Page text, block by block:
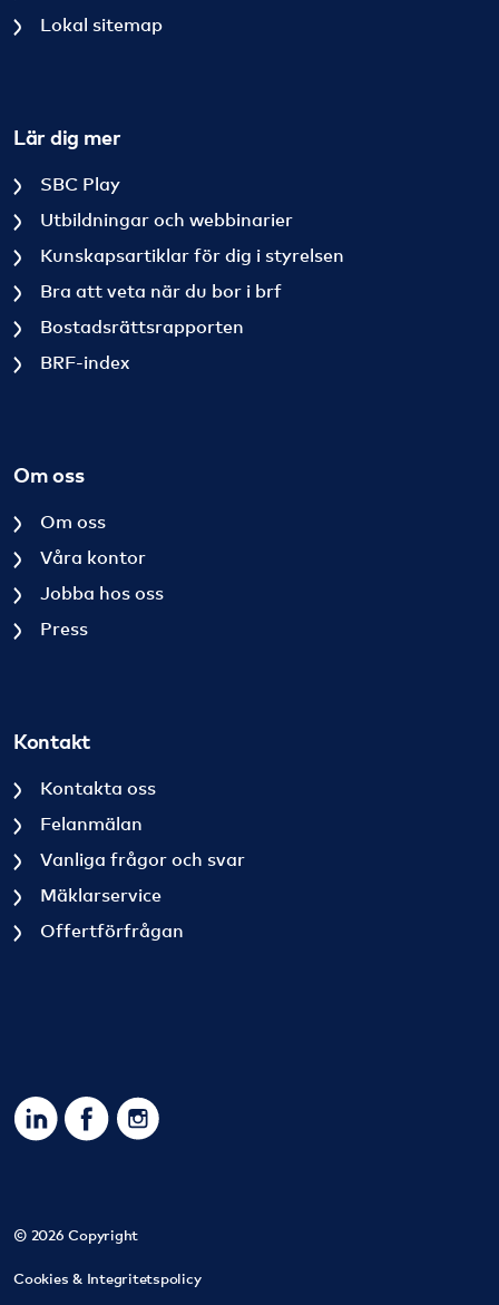
Lokal sitemap
Lär dig mer
SBC Play
Utbildningar och webbinarier
Kunskapsartiklar för dig i styrelsen
Bra att veta när du bor i brf
Bostadsrättsrapporten
BRF-index
Om oss
Om oss
Våra kontor
Jobba hos oss
Press
Kontakt
Kontakta oss
Felanmälan
Vanliga frågor och svar
Mäklarservice
Offertförfrågan
© 2026 Copyright
Cookies & Integritetspolicy